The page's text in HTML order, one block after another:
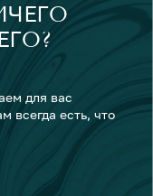
для вас
всегда есть, что